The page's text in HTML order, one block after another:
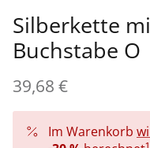
Heilige Sammlung ✞
Tutti Frutti 🍒🍓🍉
Mediterranea -
Fußkettchen
Silbersets
Kinderschmuck
Personalisierter
BOW Kollektion 🎀
Kleesammlung 🍀 -
VOLUME-Kollektion
Schmuck für Bräute
Silberkette
Buchstabe O
39,68 €
Im Warenkorb